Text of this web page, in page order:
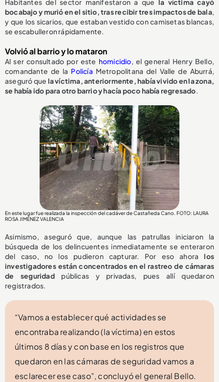
Habitantes del sector manifestaron a que la víctima cayó
bocabajo y murió en el sitio, tras recibir tres impactos de bala,
y que los sicarios, que estaban vestido con camisetas blancas,
se escabulleron rápidamente.
Volvió al barrio y lo mataron
Al ser consultado por este homicidio, el general Henry Bello,
comandante de la Policía Metropolitana del Valle de Aburrá,
aseguró que la víctima, anteriormente, había vivido en la zona,
se había ido para otro barrio y hacía poco había regresado.
En este lugar fue realizada la inspección del cadáver de Castañeda Cano. FOTO: LAURA
ROSA JIMÉNEZ VALENCIA
Asimismo, aseguró que, aunque las patrullas iniciaron la
búsqueda de los delincuentes inmediatamente se enteraron
del caso, no los pudieron capturar. Por eso ahoralos
investigadores están concentrados en el rastreo de cámaras
de seguridad públicas y privadas, pues allí quedaron
registrados.
“Vamos a establecer qué actividades se
encontraba realizando (la víctima) en estos
últimos 8 días y con base en los registros que
quedaron en las cámaras de seguridad vamos a
esclarecer ese caso”, concluyó el general Bello.